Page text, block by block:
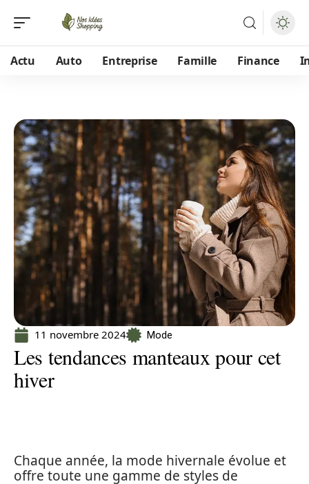
Actu Auto Entreprise Famille Finance
11 novembre 2024 Mode
Les tendances manteaux pour cet
hiver
Chaque année, la mode hivernale évolue et
offre toute une gamme de styles de